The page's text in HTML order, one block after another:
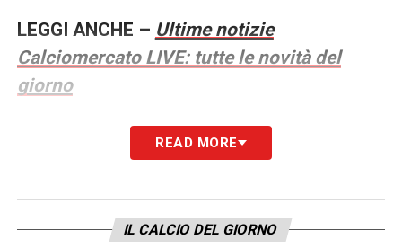
LEGGI ANCHE – Ultime notizie
Calciomercato LIVE: tutte le novità del
giorno
LA PLAYLIST DELLE NOSTRE TOP NEWS
READ MORE
IL CALCIO DEL GIORNO